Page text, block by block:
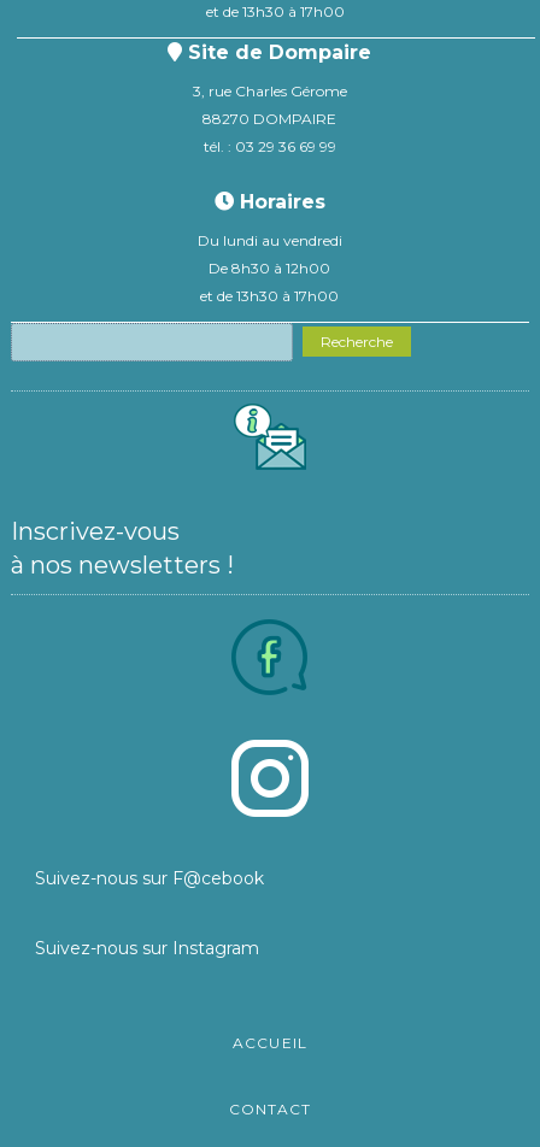
et de 13h30 à 17h00
Site de Dompaire
3, rue Charles Gérome
88270 DOMPAIRE
tél. : 03 29 36 69 99
Horaires
Du lundi au vendredi
De 8h30 à 12h00
et de 13h30 à 17h00
Recherche
Inscrivez-vous
à nos newsletters !
Suivez-nous sur F@cebook
Suivez-nous sur Instagram
ACCUEIL
CONTACT